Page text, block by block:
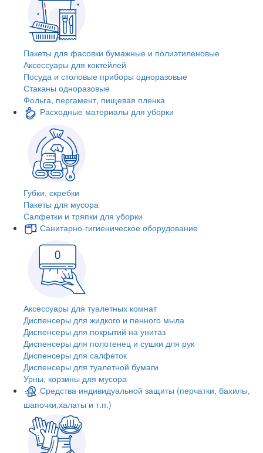
Пакеты для фасовки бумажные и полиэтиленовые
Аксессуары для коктейлей
Посуда и столовые приборы одноразовые
Стаканы одноразовые
Фольга, пергамент, пищевая пленка
Расходные материалы для уборки
Губки, скребки
Пакеты для мусора
Салфетки и тряпки для уборки
Санитарно-гигиеническое оборудование
Аксессуары для туалетных комнат
Диспенсеры для жидкого и пенного мыла
Диспенсеры для покрытий на унитаз
Диспенсеры для полотенец и сушки для рук
Диспенсеры для салфеток
Диспенсеры для туалетной бумаги
Урны, корзины для мусора
Средства индивидуальной защиты (перчатки, бахилы,
шапочки,халаты и т.п.)